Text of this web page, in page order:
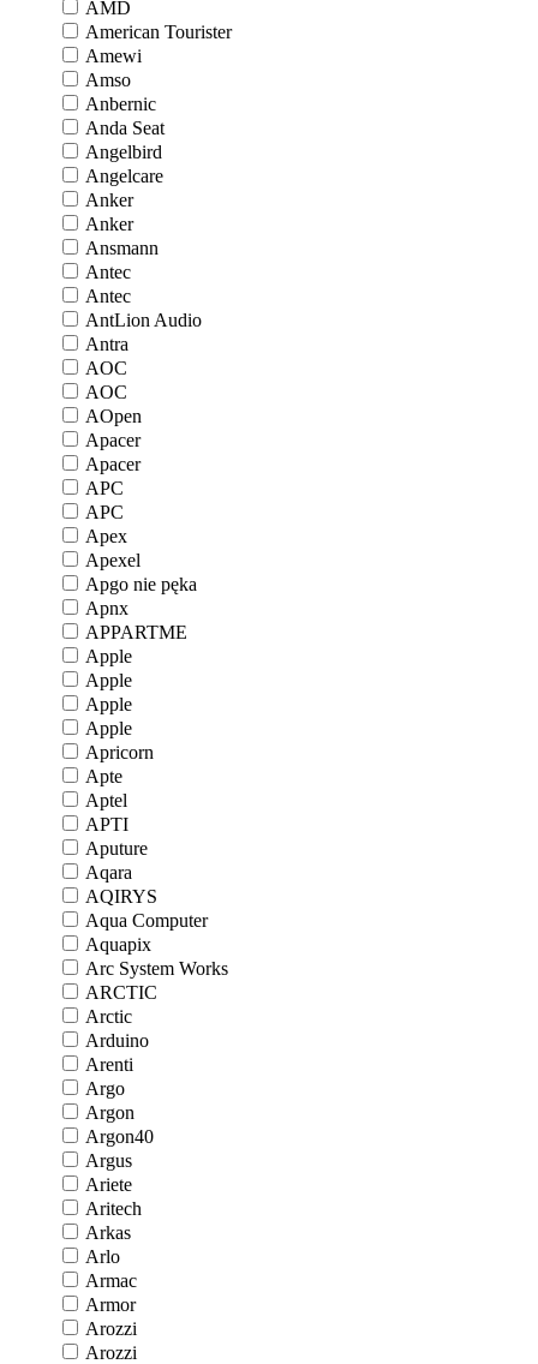
AMD
American Tourister
Amewi
Amso
Anbernic
Anda Seat
Angelbird
Angelcare
Anker
Anker
Ansmann
Antec
Antec
AntLion Audio
Antra
AOC
AOC
AOpen
Apacer
Apacer
APC
APC
Apex
Apexel
Apgo nie pęka
Apnx
APPARTME
Apple
Apple
Apple
Apple
Apricorn
Apte
Aptel
APTI
Aputure
Aqara
AQIRYS
Aqua Computer
Aquapix
Arc System Works
ARCTIC
Arctic
Arduino
Arenti
Argo
Argon
Argon40
Argus
Ariete
Aritech
Arkas
Arlo
Armac
Armor
Arozzi
Arozzi